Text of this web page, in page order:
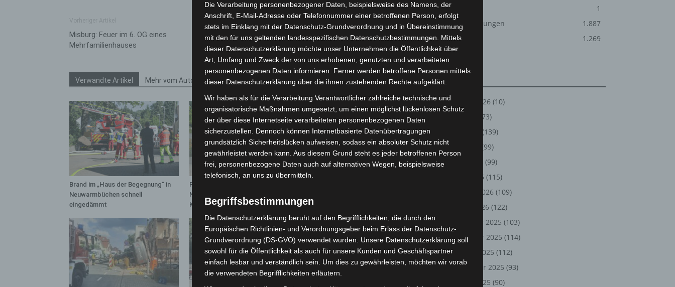
Misburg: Feuer im 6. OG eines
Mehrfamilienhauses
Elisabeth-Granier-Passage markiert den letzten
„Straßenausbau“ im heutigen Weiherfeld
Verwandte Artikel Mehr vom Autor
Brand im „Haus der Begegnung“ in
Neuwarmbüchen schnell
eingedämmt
Region Hannover: 21 neue
Notfallsanitäter starten beim Roten
Kreuz
Über uns
1
Veranstaltungen
1.887
Welt
1.269
August 2026 (10)
(73)
(139)
(99)
(99)
März 2026 (115)
Februar 2026 (109)
Januar 2026 (122)
Dezember 2025 (103)
November 2025 (114)
Oktober 2025 (112)
September 2025 (93)
August 2025 (90)
Die Verarbeitung personenbezogener Daten, beispielsweise des Namens, der
Anschrift, E-Mail-Adresse oder Telefonnummer einer betroffenen Person, erfolgt
stets im Einklang mit der Datenschutz-Grundverordnung und in Übereinstimmung
mit den für uns geltenden landesspezifischen Datenschutzbestimmungen. Mittels
dieser Datenschutzerklärung möchte unser Unternehmen die Öffentlichkeit über
Art, Umfang und Zweck der von uns erhobenen, genutzten und verarbeiteten
personenbezogenen Daten informieren. Ferner werden betroffene Personen mittels
dieser Datenschutzerklärung über die ihnen zustehenden Rechte aufgeklärt.
Wir haben als für die Verarbeitung Verantwortlicher zahlreiche technische und
organisatorische Maßnahmen umgesetzt, um einen möglichst lückenlosen Schutz
der über diese Internetseite verarbeiteten personenbezogenen Daten
sicherzustellen. Dennoch können Internetbasierte Datenübertragungen
grundsätzlich Sicherheitslücken aufweisen, sodass ein absoluter Schutz nicht
gewährleistet werden kann. Aus diesem Grund steht es jeder betroffenen Person
frei, personenbezogene Daten auch auf alternativen Wegen, beispielsweise
telefonisch, an uns zu übermitteln.
Begriffsbestimmungen
Die Datenschutzerklärung beruht auf den Begrifflichkeiten, die durch den
Europäischen Richtlinien- und Verordnungsgeber beim Erlass der Datenschutz-
Grundverordnung (DS-GVO) verwendet wurden. Unsere Datenschutzerklärung soll
sowohl für die Öffentlichkeit als auch für unsere Kunden und Geschäftspartner
einfach lesbar und verständlich sein. Um dies zu gewährleisten, möchten wir vorab
die verwendeten Begrifflichkeiten erläutern.